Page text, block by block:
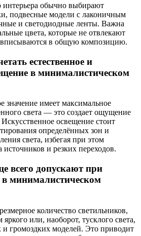
обычно выбирают
подвесные модели с лаконичным
и светодиодные ленты. Важна
цвета, которые не отвлекают
в общую композицию.
естественное и
в минималистическом
имеет максимальное
света — это создает ощущение
освещение стоит
определённых зон и
света, избегая при этом
источников и резких переходов.
всего допускают при
минималистическом
количество светильников,
или, наоборот, тусклого света,
громоздких моделей. Это приводит